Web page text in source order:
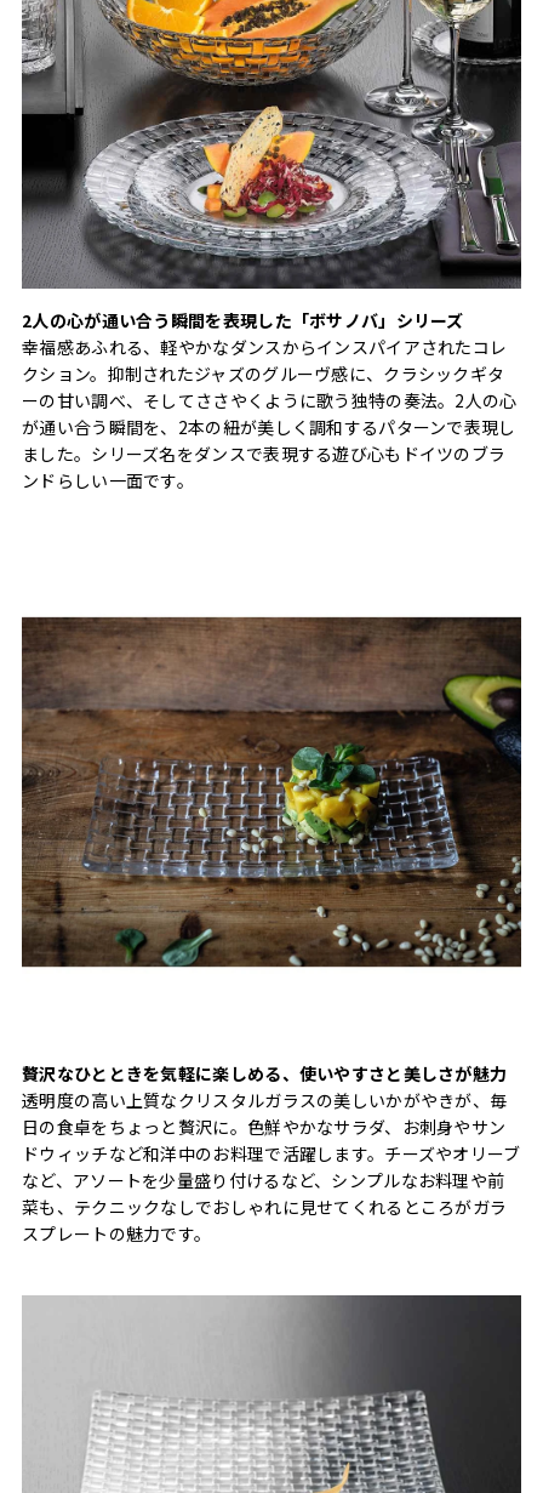
2人の心が通い合う瞬間を表現した「ボサノバ」シリーズ
幸福感あふれる、軽やかなダンスからインスパイアされたコレ
クション。抑制されたジャズのグルーヴ感に、クラシックギタ
ーの甘い調べ、そしてささやくように歌う独特の奏法。2人の心
が通い合う瞬間を、2本の紐が美しく調和するパターンで表現し
ました。シリーズ名をダンスで表現する遊び心もドイツのブラ
ンドらしい一面です。
贅沢なひとときを気軽に楽しめる、使いやすさと美しさが魅力
透明度の高い上質なクリスタルガラスの美しいかがやきが、毎
日の食卓をちょっと贅沢に。色鮮やかなサラダ、お刺身やサン
ドウィッチなど和洋中のお料理で活躍します。チーズやオリーブ
など、アソートを少量盛り付けるなど、シンプルなお料理や前
菜も、テクニックなしでおしゃれに見せてくれるところがガラ
スプレートの魅力です。